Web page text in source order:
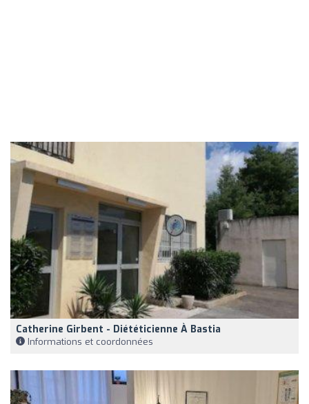
Catherine Girbent - Diététicienne À Bastia
Informations et coordonnées